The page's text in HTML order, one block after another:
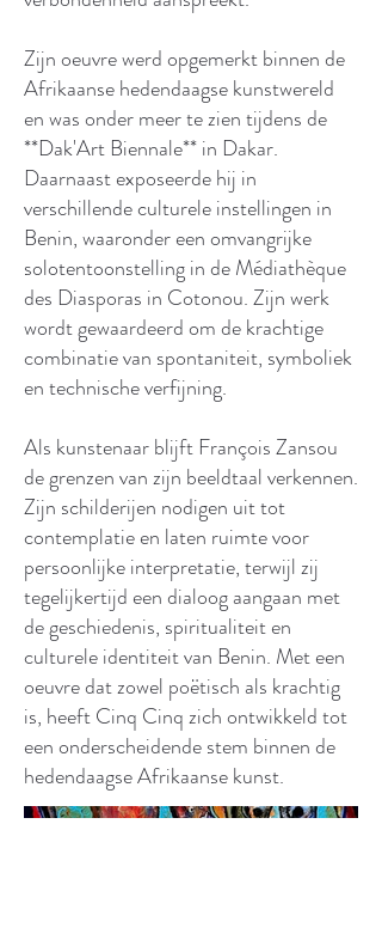
Zijn oeuvre werd opgemerkt binnen de
Afrikaanse hedendaagse kunstwereld
en was onder meer te zien tijdens de
**Dak'Art Biennale** in Dakar.
Daarnaast exposeerde hij in
verschillende culturele instellingen in
Benin, waaronder een omvangrijke
solotentoonstelling in de Médiathèque
des Diasporas in Cotonou. Zijn werk
wordt gewaardeerd om de krachtige
combinatie van spontaniteit, symboliek
en technische verfijning.
Als kunstenaar blijft François Zansou
de grenzen van zijn beeldtaal verkennen.
Zijn schilderijen nodigen uit tot
contemplatie en laten ruimte voor
persoonlijke interpretatie, terwijl zij
tegelijkertijd een dialoog aangaan met
de geschiedenis, spiritualiteit en
culturele identiteit van Benin. Met een
oeuvre dat zowel poëtisch als krachtig
is, heeft Cinq Cinq zich ontwikkeld tot
een onderscheidende stem binnen de
hedendaagse Afrikaanse kunst.